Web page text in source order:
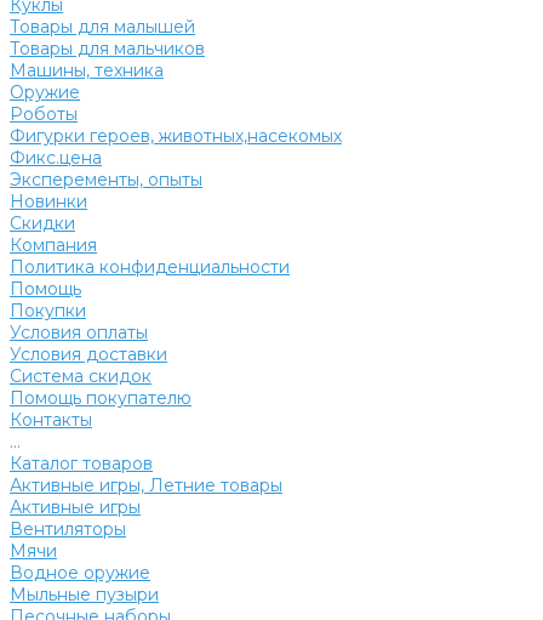
Куклы
Товары для малышей
Товары для мальчиков
Машины, техника
Оружие
Роботы
Фигурки героев, животных,насекомых
Фикс.цена
Эксперементы, опыты
Новинки
Скидки
Компания
Политика конфиденциальности
Помощь
Покупки
Условия оплаты
Условия доставки
Система скидок
Помощь покупателю
Контакты
...
Каталог товаров
Активные игры, Летние товары
Активные игры
Вентиляторы
Мячи
Водное оружие
Мыльные пузыри